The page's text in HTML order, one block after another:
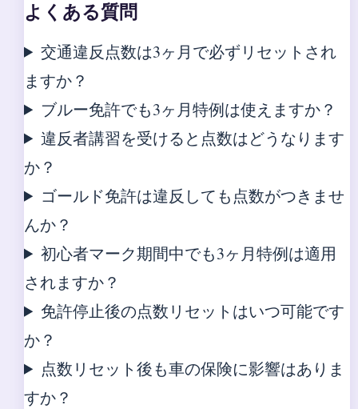
よくある質問
交通違反点数は3ヶ月で必ずリセットされ
ますか？
ブルー免許でも3ヶ月特例は使えますか？
違反者講習を受けると点数はどうなります
か？
ゴールド免許は違反しても点数がつきませ
んか？
初心者マーク期間中でも3ヶ月特例は適用
されますか？
免許停止後の点数リセットはいつ可能です
か？
点数リセット後も車の保険に影響はありま
すか？